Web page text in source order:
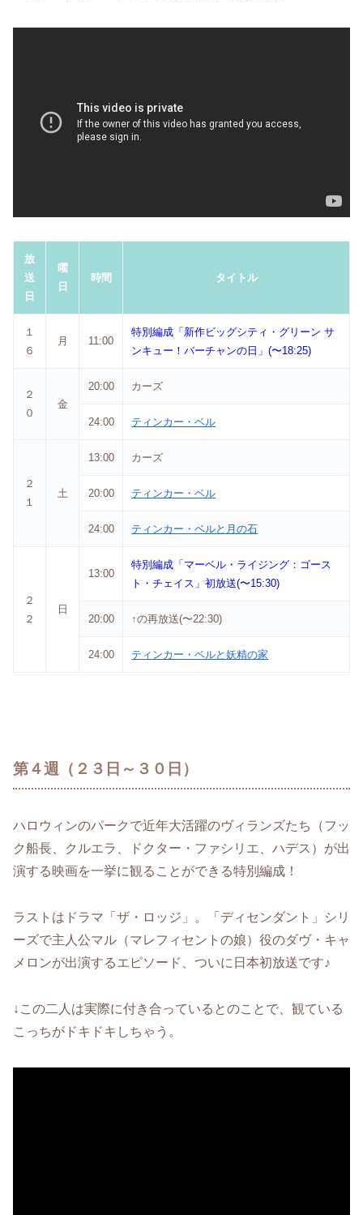
放
送
日
曜
日
時間 タイトル
１
６
月 11:00
特別編成「新作ビッグシティ・グリーン サ
ンキュー！バーチャンの日」(〜18:25)
２
０
金
20:00 カーズ
24:00 ティンカー・ベル
２
１
土
13:00 カーズ
20:00 ティンカー・ベル
24:00 ティンカー・ベルと月の石
２
２
日
13:00
特別編成「マーベル・ライジング：ゴース
ト・チェイス」初放送(〜15:30)
20:00 ↑の再放送(〜22:30)
24:00 ティンカー・ベルと妖精の家
第４週（２３日～３０日）
ハロウィンのパークで近年大活躍のヴィランズたち（フッ
ク船長、クルエラ、ドクター・ファシリエ、ハデス）が出
演する映画を一挙に観ることができる特別編成！
ラストはドラマ「ザ・ロッジ」。「ディセンダント」シリ
ーズで主人公マル（マレフィセントの娘）役のダヴ・キャ
メロンが出演するエピソード、ついに日本初放送です♪
↓この二人は実際に付き合っているとのことで、観ている
こっちがドキドキしちゃう。